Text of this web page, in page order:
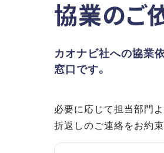
協業のご
カオナビ社への協業
窓口です。
必要に応じて担当部門
折返しのご連絡をお約